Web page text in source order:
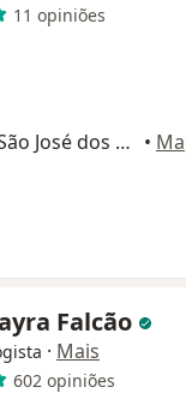
11 opiniões
Avenida Andrômeda 227, São José dos Campos •
Falcão
· Mais
602 opiniões